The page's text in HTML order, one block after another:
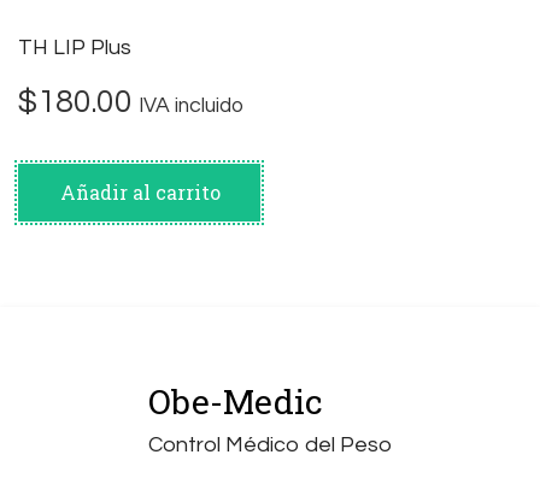
TH LIP Plus
$180.00 IVA incluido
Añadir al carrito
Obe-Medic
Control Médico del Peso